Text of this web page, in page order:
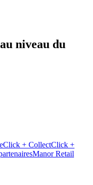
niveau du
Click + CollectClick +
Manor Retail